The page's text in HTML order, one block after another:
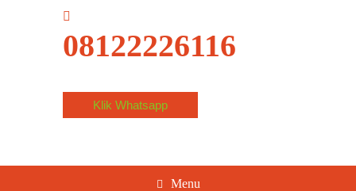
08122226116
Klik Whatsapp
Menu